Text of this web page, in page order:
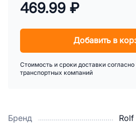
Бренд
Rolf
469.99 ₽
Добавить в
Стоимость и сроки доставки
транспортных компаний